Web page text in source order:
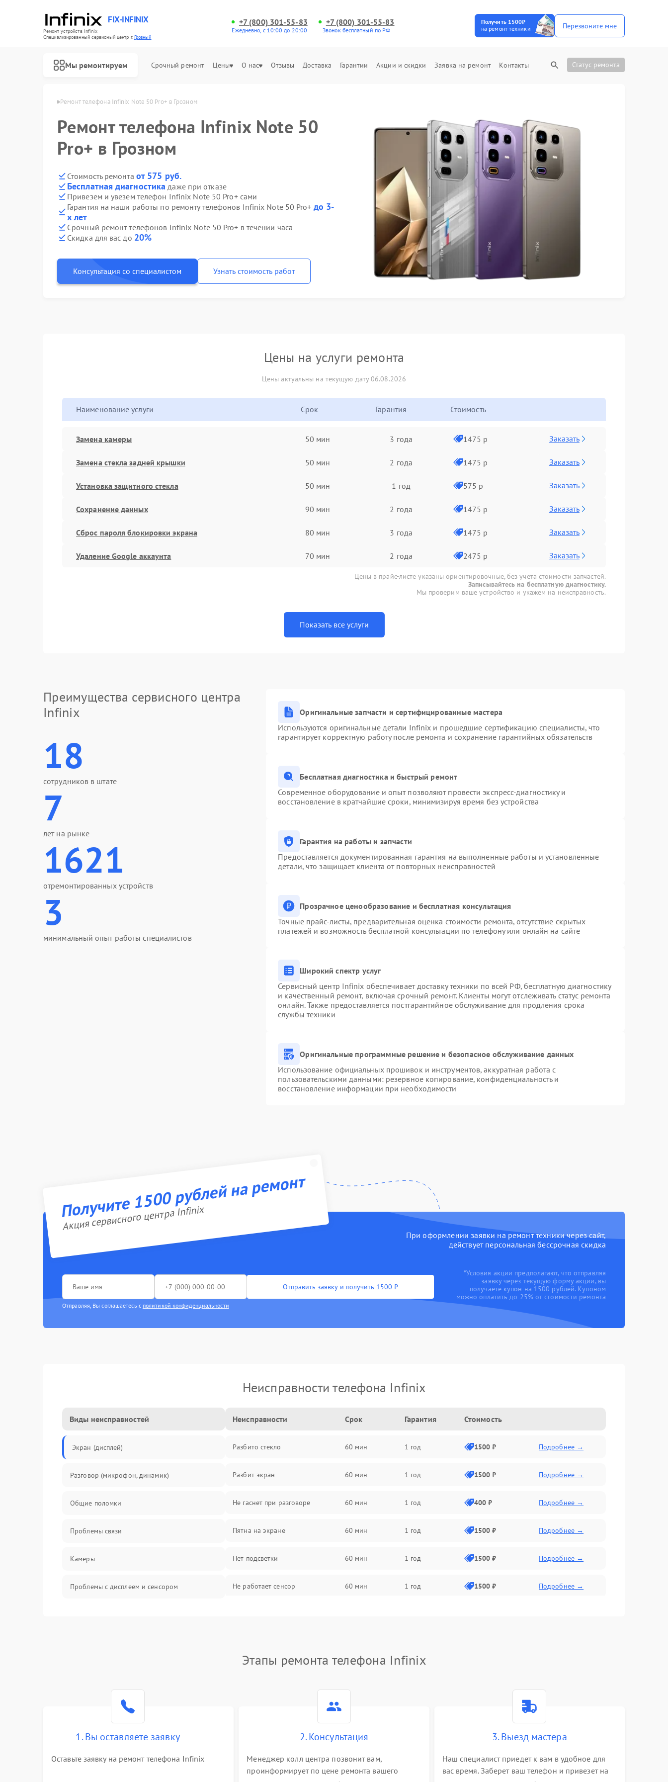
FIX-INFINIX
Ремонт устройств Infinix
Специализированный cервисный центр г.Грозный
+7 (800) 301-55-83
Ежедневно, с 10:00 до 20:00
+7 (800) 301-55-83
Звонок бесплатный по РФ
Получить 1500₽
на ремонт техники
Перезвоните мне
Мы ремонтируем Срочный ремонт Цены О нас Отзывы Доставка Гарантии Акции и скидки Заявка на ремонт Контакты Статус ремонта
Infinix в Грозном Ремонт телефона Infinix Note 50 Pro+ в Грозном
Ремонт телефона Infinix Note 50
Pro+ в Грозном
Стоимость ремонта от 575 руб.
Бесплатная диагностика даже при отказе
Привезем и увезем телефон Infinix Note 50 Pro+ сами
Гарантия на наши работы по ремонту телефонов Infinix Note 50 Pro+ до 3-
х лет
Срочный ремонт телефонов Infinix Note 50 Pro+ в течении часа
Скидка для вас до 20%
Консультация со специалистом Узнать стоимость работ
Цены на услуги ремонта
Цены актуальны на текущую дату 06.08.2026
Наименование услуги Срок Гарантия Стоимость
Замена камеры 50 мин 3 года 1475 р Заказать
Замена стекла задней крышки 50 мин 2 года 1475 р Заказать
Установка защитного стекла 50 мин 1 год 575 р Заказать
Сохранение данных 90 мин 2 года 1475 р Заказать
Сброс пароля блокировки экрана 80 мин 3 года 1475 р Заказать
Удаление Google аккаунта 70 мин 2 года 2475 р Заказать
Цены в прайс-листе указаны ориентировочные, без учета стоимости запчастей.
Записывайтесь на бесплатную диагностику.
Мы проверим ваше устройство и укажем на неисправность.
Показать все услуги
Преимущества сервисного центра
Infinix
18
сотрудников в штате
7
лет на рынке
1621
отремонтированных устройств
3
минимальный опыт работы специалистов
Оригинальные запчасти и сертифицированные мастера
Используются оригинальные детали Infinix и прошедшие сертификацию специалисты, что
гарантирует корректную работу после ремонта и сохранение гарантийных обязательств
Бесплатная диагностика и быстрый ремонт
Современное оборудование и опыт позволяют провести экспресс-диагностику и
восстановление в кратчайшие сроки, минимизируя время без устройства
Гарантия на работы и запчасти
Предоставляется документированная гарантия на выполненные работы и установленные
детали, что защищает клиента от повторных неисправностей
Прозрачное ценообразование и бесплатная консультация
Точные прайс-листы, предварительная оценка стоимости ремонта, отсутствие скрытых
платежей и возможность бесплатной консультации по телефону или онлайн на сайте
Широкий спектр услуг
Сервисный центр Infinix обеспечивает доставку техники по всей РФ, бесплатную диагностику
и качественный ремонт, включая срочный ремонт. Клиенты могут отслеживать статус ремонта
онлайн. Также предоставляется постгарантийное обслуживание для продления срока
службы техники
Оригинальные программные решение и безопасное обслуживание данных
Использование официальных прошивок и инструментов, аккуратная работа с
пользовательскими данными: резервное копирование, конфиденциальность и
восстановление информации при необходимости
Получите 1500 рублей на ремонт
Акция сервисного центра Infinix
При оформлении заявки на ремонт техники через сайт,
действует персональная бессрочная скидка
Отправить заявку и получить 1500 ₽
Отправляя, Вы соглашаетесь с политикой конфиденциальности
*Условия акции предполагают, что отправляя
заявку через текущую форму акции, вы
получаете купон на 1500 рублей. Купоном
можно оплатить до 25% от стоимости ремонта
Неисправности телефона Infinix
Виды неисправностей
Экран (дисплей)
Разговор (микрофон, динамик)
Общие поломки
Проблемы связи
Камеры
Проблемы с дисплеем и сенсором
Неисправности Срок Гарантия Стоимость
Разбито стекло 60 мин 1 год 1500 ₽ Подробнее →
Разбит экран 60 мин 1 год 1500 ₽ Подробнее →
Не гаснет при разговоре 60 мин 1 год 400 ₽ Подробнее →
Пятна на экране 60 мин 1 год 1500 ₽ Подробнее →
Нет подсветки 60 мин 1 год 1500 ₽ Подробнее →
Не работает сенсор 60 мин 1 год 1500 ₽ Подробнее →
Не работает Face ID 60 мин
Этапы ремонта телефона Infinix
1. Вы оставляете заявку
Оставьте заявку на ремонт телефона Infinix
2. Консультация
Менеджер колл центра позвонит вам,
проинформирует по цене ремонта вашего
3. Выезд мастера
Наш специалист приедет к вам в удобное для
вас время. Заберет ваш телефон и привезет на